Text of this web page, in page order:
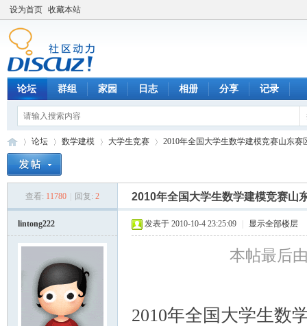
设为首页 收藏本站
论坛 群组 家园 日志 相册 分享 记录
论坛
›
数学建模
›
大学生竞赛
›
2010年全国大学生数学建模竞赛山东赛
查看: 11780 回复: 2 2010年全国大学生数学建模竞赛山
lintong222 发表于 2010-10-4 23:25:09 显示全部楼层
本帖最后
2010年全国大学生数